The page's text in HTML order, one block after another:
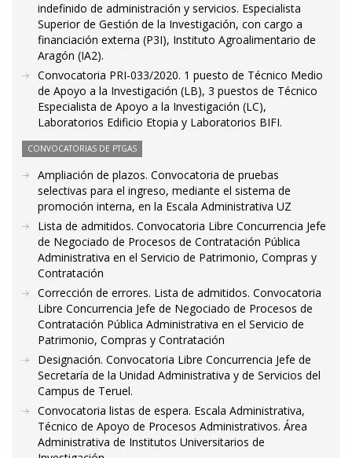
indefinido de administración y servicios. Especialista
Superior de Gestión de la Investigación, con cargo a
financiación externa (P3I), Instituto Agroalimentario de
Aragón (IA2).
Convocatoria PRI-033/2020. 1 puesto de Técnico Medio
de Apoyo a la Investigación (LB), 3 puestos de Técnico
Especialista de Apoyo a la Investigación (LC),
Laboratorios Edificio Etopia y Laboratorios BIFI.
CONVOCATORIAS DE PTGAS
Ampliación de plazos. Convocatoria de pruebas
selectivas para el ingreso, mediante el sistema de
promoción interna, en la Escala Administrativa UZ
Lista de admitidos. Convocatoria Libre Concurrencia Jefe
de Negociado de Procesos de Contratación Pública
Administrativa en el Servicio de Patrimonio, Compras y
Contratación
Corrección de errores. Lista de admitidos. Convocatoria
Libre Concurrencia Jefe de Negociado de Procesos de
Contratación Pública Administrativa en el Servicio de
Patrimonio, Compras y Contratación
Designación. Convocatoria Libre Concurrencia Jefe de
Secretaría de la Unidad Administrativa y de Servicios del
Campus de Teruel.
Convocatoria listas de espera. Escala Administrativa,
Técnico de Apoyo de Procesos Administrativos. Área
Administrativa de Institutos Universitarios de